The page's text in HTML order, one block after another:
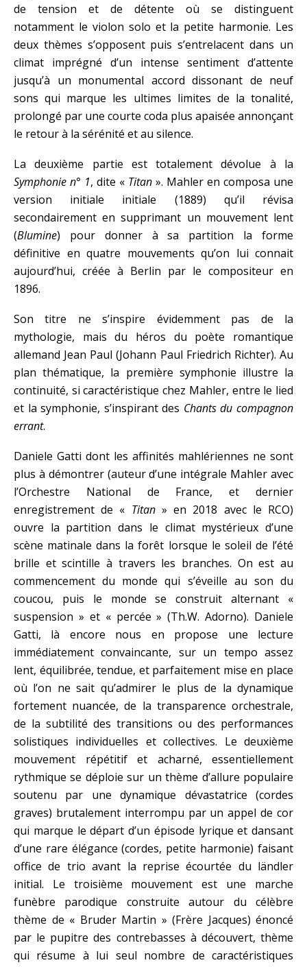
de tension et de détente où se distinguent
notamment le violon solo et la petite harmonie. Les
deux thèmes s’opposent puis s’entrelacent dans un
climat imprégné d’un intense sentiment d’attente
jusqu’à un monumental accord dissonant de neuf
sons qui marque les ultimes limites de la tonalité,
prolongé par une courte coda plus apaisée annonçant
le retour à la sérénité et au silence.
La deuxième partie est totalement dévolue à la
Symphonie n° 1, dite « Titan ». Mahler en composa une
version initiale initiale (1889) qu’il révisa
secondairement en supprimant un mouvement lent
(Blumine) pour donner à sa partition la forme
définitive en quatre mouvements qu’on lui connait
aujourd’hui, créée à Berlin par le compositeur en
1896.
Son titre ne s’inspire évidemment pas de la
mythologie, mais du héros du poète romantique
allemand Jean Paul (Johann Paul Friedrich Richter). Au
plan thématique, la première symphonie illustre la
continuité, si caractéristique chez Mahler, entre le lied
et la symphonie, s’inspirant des Chants du compagnon
errant.
Daniele Gatti dont les affinités mahlériennes ne sont
plus à démontrer (auteur d’une intégrale Mahler avec
l’Orchestre National de France, et dernier
enregistrement de « Titan » en 2018 avec le RCO)
ouvre la partition dans le climat mystérieux d’une
scène matinale dans la forêt lorsque le soleil de l’été
brille et scintille à travers les branches. On est au
commencement du monde qui s’éveille au son du
coucou, puis le monde se construit alternant «
suspension » et « percée » (Th.W. Adorno). Daniele
Gatti, là encore nous en propose une lecture
immédiatement convaincante, sur un tempo assez
lent, équilibrée, tendue, et parfaitement mise en place
où l’on ne sait qu’admirer le plus de la dynamique
fortement nuancée, de la transparence orchestrale,
de la subtilité des transitions ou des performances
solistiques individuelles et collectives. Le deuxième
mouvement répétitif et acharné, essentiellement
rythmique se déploie sur un thème d’allure populaire
soutenu par une dynamique dévastatrice (cordes
graves) brutalement interrompu par un appel de cor
qui marque le départ d’un épisode lyrique et dansant
d’une rare élégance (cordes, petite harmonie) faisant
office de trio avant la reprise écourtée du ländler
initial. Le troisième mouvement est une marche
funèbre parodique construite autour du célèbre
thème de « Bruder Martin » (Frère Jacques) énoncé
par le pupitre des contrebasses à découvert, thème
qui résume à lui seul nombre de caractéristiques